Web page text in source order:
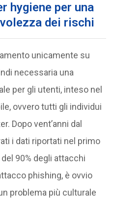
hygiene per una
dei rischi
unicamente su
necessaria una
per gli utenti, inteso nel
ovvero tutti gli individui
Dopo vent’anni dal
i dati riportati nel primo
90% degli attacchi
phishing, è ovvio
problema più culturale